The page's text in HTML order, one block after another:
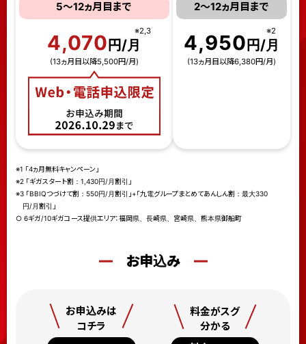
5～12ヵ月目まで
4,070 円/月
(13ヵ月目以降5,500円/月)
※2,3
2～12ヵ月目まで
4,950 円/月
(13ヵ月目以降6,380円/月)
※2
※1 「4ヵ月無料キャンペーン」
※2 「ギガスタート割：1,430円/月割引」
※3 「BBIQつづけて割：550円/月割引」+「九電グループまとめてあんしん割：最大330
円/月割引」
○ 6ギガ/10ギガコース提供エリア：福岡県、長崎県、宮崎県、熊本県御船町
お申込み
お申込みは
コチラ
料金がスグ
分かる